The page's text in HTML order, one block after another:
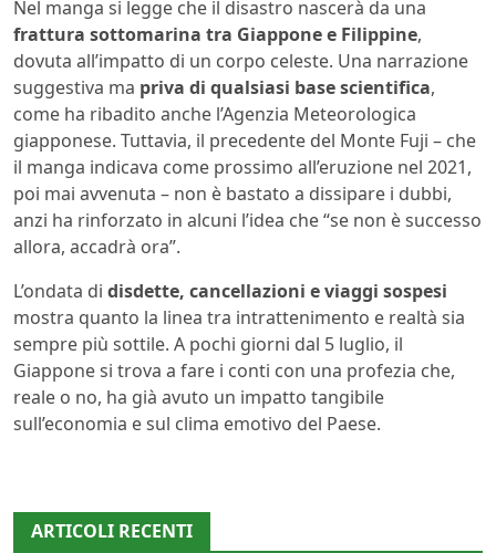
Nel manga si legge che il disastro nascerà da una
frattura sottomarina tra Giappone e Filippine,
dovuta all’impatto di un corpo celeste. Una narrazione
suggestiva ma priva di qualsiasi base scientifica,
come ha ribadito anche l’Agenzia Meteorologica
giapponese. Tuttavia, il precedente del Monte Fuji – che
il manga indicava come prossimo all’eruzione nel 2021,
poi mai avvenuta – non è bastato a dissipare i dubbi,
anzi ha rinforzato in alcuni l’idea che “se non è successo
allora, accadrà ora”.
L’ondata di disdette, cancellazioni e viaggi sospesi
mostra quanto la linea tra intrattenimento e realtà sia
sempre più sottile. A pochi giorni dal 5 luglio, il
Giappone si trova a fare i conti con una profezia che,
reale o no, ha già avuto un impatto tangibile
sull’economia e sul clima emotivo del Paese.
ARTICOLI RECENTI